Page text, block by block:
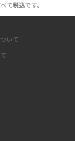
費を抑える方法も紹
の特徴や選び方を
ための方法や注意
ムゲートウェイと
て税込です。
いて